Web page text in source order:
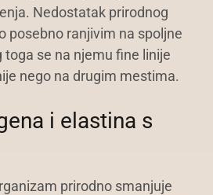
Nedostatak prirodnog
posebno ranjivim na spoljne
toga se na njemu fine linije
nego na drugim mestima.
i elastina s
prirodno smanjuje